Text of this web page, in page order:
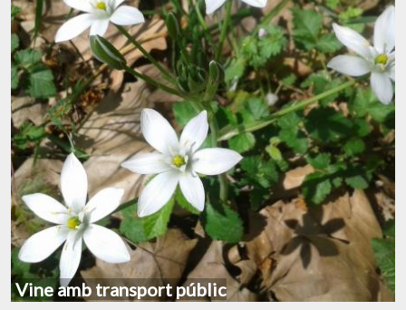
Vine amb transport públic